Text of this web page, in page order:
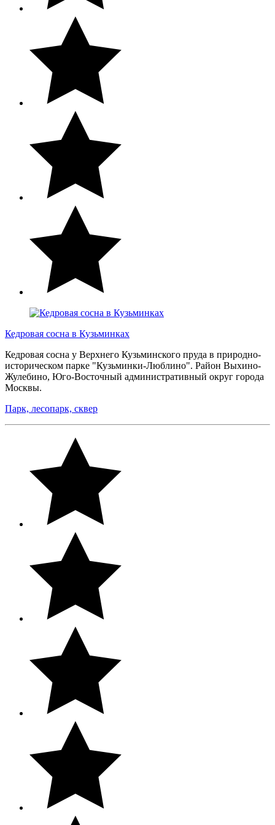
Кедровая сосна в Кузьминках
Кедровая сосна у Верхнего Кузьминского пруда в природно-
историческом парке "Кузьминки-Люблино". Район Выхино-
Жулебино, Юго-Восточный административный округ города
Москвы.
Парк, лесопарк, сквер